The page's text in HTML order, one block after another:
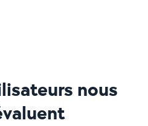
nous